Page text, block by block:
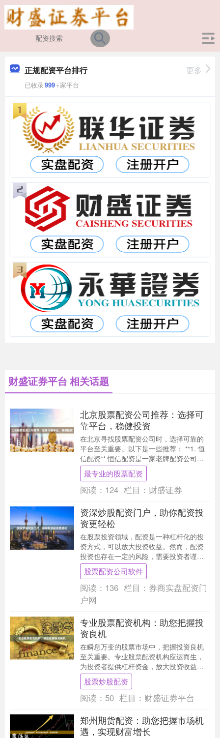
正规配资平台排行
已收录999+家平台
更多
财盛证券平台 相关话题
北京股票配资公司推荐：选择可
靠平台，稳健投资
在北京寻找股票配资公司时，选择可靠的
平台至关重要。以下是一些推荐： **1. 恒
信配资** 恒信配资是一家老牌配资公司，
拥有多年的行业经验。其配资利率低，杠
杆灵....
最专业的股票配资
阅读： 124 栏目： 财盛证券
资深炒股配资门户，助你配资投
资更轻松
在股票投资领域，配资是一种杠杆化的投
资方式，可以放大投资收益。然而，配资
投资也存在一定的风险，需要投资者谨慎
操作。 资深炒股配资门户是一个专业的配
资信息平台，为....
股票配资公司软件
阅读： 136 栏目： 券商实盘配资门
户网
专业股票配资机构：助您把握投
资良机
在瞬息万变的股票市场中，把握投资良机
至关重要。专业股票配资机构应运而生，
为投资者提供杠杆资金，放大投资收益。
股票配资是一种金融杠杆工具，允许投资
者以自有资金作....
股票炒股配资
阅读： 50 栏目： 财盛证券平台
郑州期货配资：助您把握市场机
遇，实现财富增长